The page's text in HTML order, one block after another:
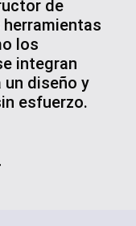
de
los
integran
un diseño y
esfuerzo.